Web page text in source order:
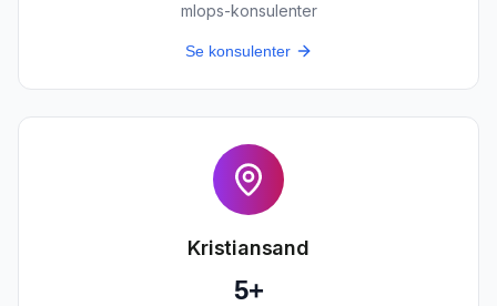
mlops-konsulenter
Se konsulenter
Kristiansand
5+